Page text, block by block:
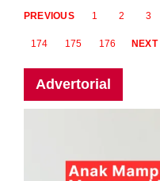
PREVIOUS 1 2 3
174 175 176 NEXT
Advertorial